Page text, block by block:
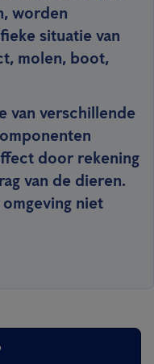
worden
situatie van
molen, boot,
van verschillende
door rekening
van de dieren.
niet